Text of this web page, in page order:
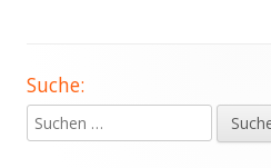
Haupt-
Seitenleiste
Suche:
Suchen
nach: